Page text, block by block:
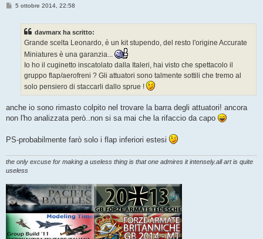
M5 ottobre 2014, 22:58
davmarx ha scritto:
Grande scelta Leonardo, è un kit stupendo, del resto l'origine Accurate
Miniatures è una garanzia...
Io ho il cuginetto inscatolato dalla Italeri, hai visto che spettacolo il
gruppo flap/aerofreni ? Gli attuatori sono talmente sottili che tremo al
solo pensiero di staccarli dallo sprue !
anche io sono rimasto colpito nel trovare la barra degli attuatori! ancora
non l'ho analizzata però..non si sa mai che la rifaccio da capo
PS-probabilmente farò solo i flap inferiori estesi
the only excuse for making a useless thing is that one admires it intensely.all art is quite
useless